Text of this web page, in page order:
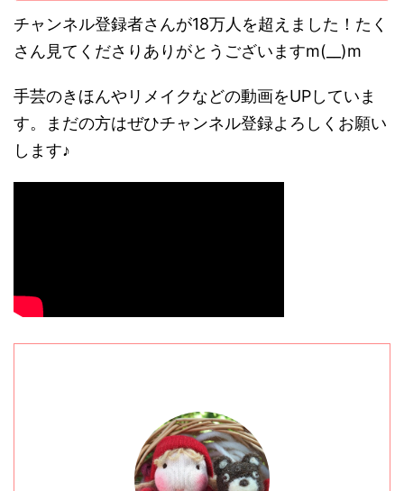
チャンネル登録者さんが18万人を超えました！たく
さん見てくださりありがとうございますm(__)m
手芸のきほんやリメイクなどの動画をUPしていま
す。まだの方はぜひチャンネル登録よろしくお願い
します♪